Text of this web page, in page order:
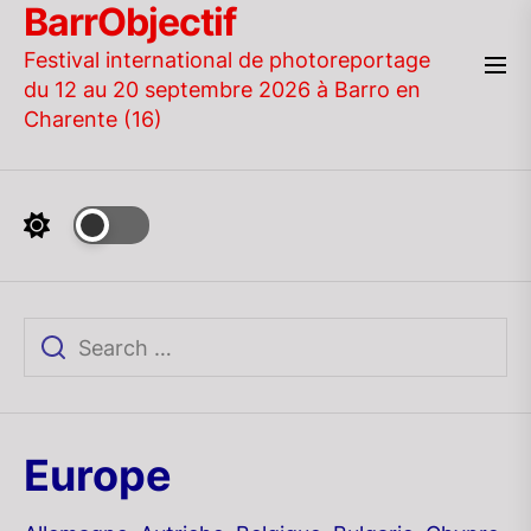
Skip
the
content
BarrObjectif
Festival international de photoreportage
du 12 au 20 septembre 2026 à Barro en
Charente (16)
Europe